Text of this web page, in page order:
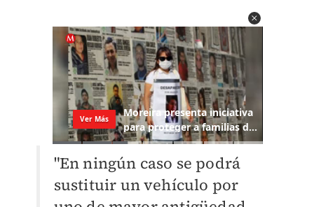
"En ningún caso se podrá
sustituir un vehículo por